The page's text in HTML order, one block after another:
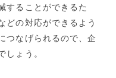
することができるた
どの対応ができるよう
つなげられるので、企
しょう。